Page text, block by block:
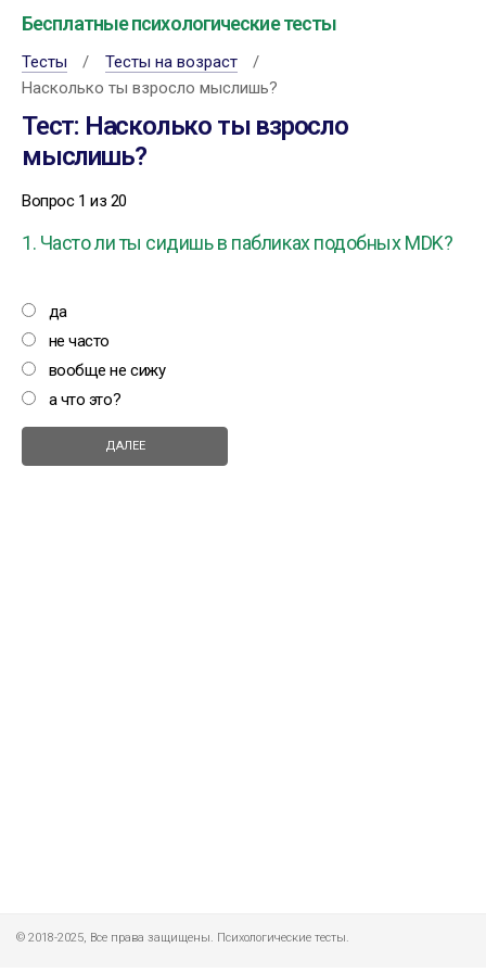
Бесплатные психологические тесты
Тесты
Тесты на возраст
Насколько ты взросло мыслишь?
Тест: Насколько ты взросло
мыслишь?
Вопрос 1 из 20
1. Часто ли ты сидишь в пабликах подобных MDK?
да
не часто
вообще не сижу
а что это?
© 2018-2025, Все права защищены. Психологические тесты.